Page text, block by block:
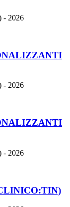
- 2026
- 2026
- 2026